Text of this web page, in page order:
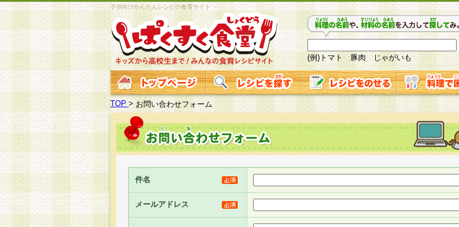
子供向けかんたんレシピの食育サイト
(例)トマト 豚肉 じゃがいも
TOP >お問い合わせフォーム
件名
メールアドレス